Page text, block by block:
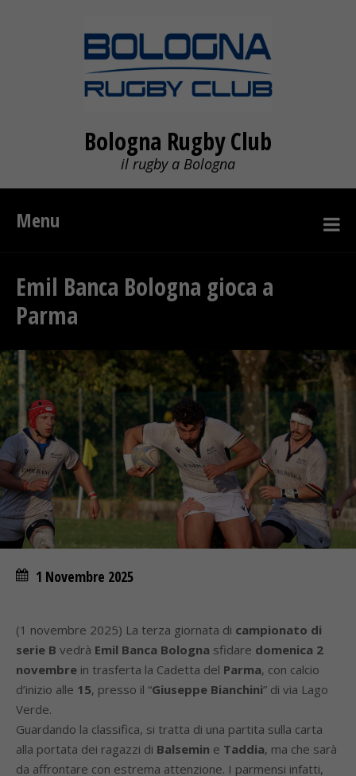
Bologna Rugby Club
il rugby a Bologna
Menu
Emil Banca Bologna gioca a
Parma
1 Novembre 2025
(1 novembre 2025) La terza giornata di campionato di
serie B vedrà Emil Banca Bologna sfidare domenica 2
novembre in trasferta la Cadetta del Parma, con calcio
d’inizio alle 15, presso il “Giuseppe Bianchini” di via Lago
Verde.
Guardando la classifica, si tratta di una partita sulla carta
alla portata dei ragazzi di Balsemin e Taddia, ma che sarà
da affrontare con estrema attenzione. I parmensi infatti,